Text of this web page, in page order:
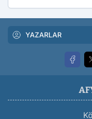
YAZARLAR